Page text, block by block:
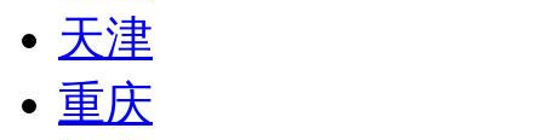
天津
重庆